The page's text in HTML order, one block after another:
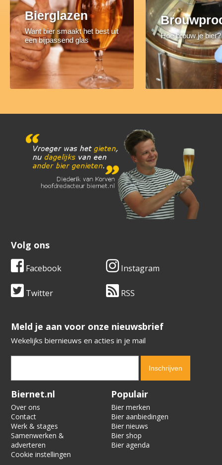
Bierglazen
Want bier smaakt het best uit
een bijpassend glas
Hoe brouw je bier?
Volg ons
Facebook Instagram
Twitter RSS
​​​​​​​Meld je aan voor onze nieuwsbrief
Wekelijks biernieuws en acties in je mail
Verification code:
Biernet.nl
Over ons
Contact
Werk & stages
Samenwerken &
adverteren
Cookie instellingen
Populair
Bier merken
Bier aanbiedingen
Bier nieuws
Bier shop
Bier agenda